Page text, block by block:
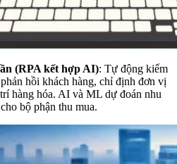
(RPA kết hợp AI): Tự động kiểm
hồi khách hàng, chỉ định đơn vị
hàng hóa. AI và ML dự đoán nhu
bộ phận thu mua.